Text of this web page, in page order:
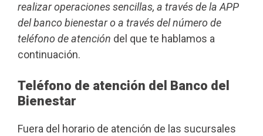
realizar operaciones sencillas, a través de la APP
del banco bienestar o a través del número de
teléfono de atención del que te hablamos a
continuación.
Teléfono de atención del Banco del
Bienestar
Fuera del horario de atención de las sucursales